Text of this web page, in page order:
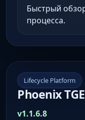
Быстрый
процесса.
Lifecycle Platform
Phoenix
v1.1.6.8